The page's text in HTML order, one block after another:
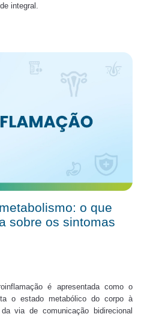
integral.
o que
sobre os sintomas
é apresentada como o
o estado metabólico do corpo à
via de comunicação bidirecional